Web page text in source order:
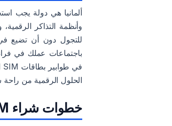
وأنظمة التذاكر
للتجول دون أن تضيع
الحلول الرقمية من
خطوات شراء eSIM ألمانيا